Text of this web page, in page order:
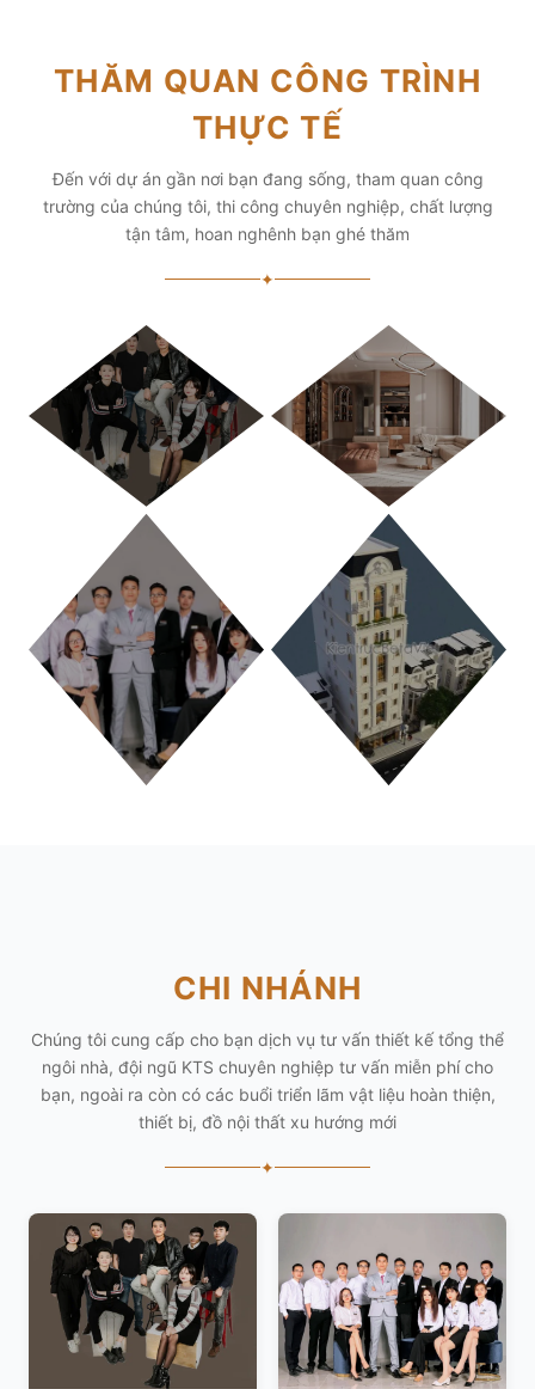
THĂM QUAN CÔNG TRÌNH
THỰC TẾ
Đến với dự án gần nơi bạn đang sống, tham quan công
trường của chúng tôi, thi công chuyên nghiệp, chất lượng
tận tâm, hoan nghênh bạn ghé thăm
✦
TP. HỒ CHÍ MINH
CHI NHÁNH
Chúng tôi cung cấp cho bạn dịch vụ tư vấn thiết kế tổng thể
ngôi nhà, đội ngũ KTS chuyên nghiệp tư vấn miễn phí cho
bạn, ngoài ra còn có các buổi triển lãm vật liệu hoàn thiện,
thiết bị, đồ nội thất xu hướng mới
✦